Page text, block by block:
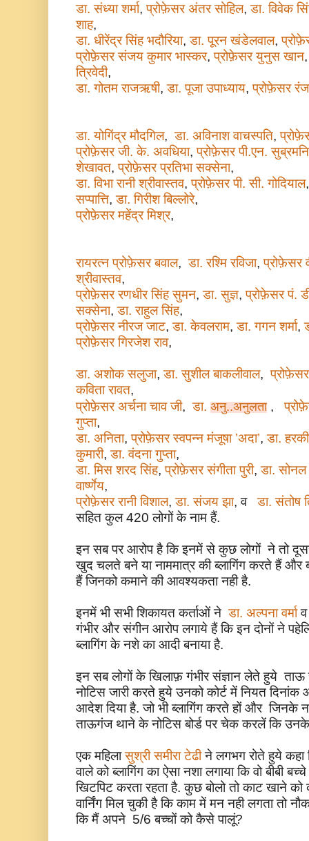
डा. संध्या शर्मा,प्रोफ़ेसर अंतर सोहिल,डा. विवेक
शाह,
डा. धीरेंद्र सिंह भदौरिया,डा. पूरन खंडेलवाल,
प्रोफ़ेसर संजय कुमार भास्कर,प्रोफ़ेसर युनुस खान
त्रिवेदी,
डा. गोतम राजऋषी,डा. पूजा उपाध्याय,प्रोफ़ेसर
डा. योगिंद्र मौदगिल,डा. अविनाश वाचस्पति,
प्रोफ़ेसर जी. के. अवधिया,प्रोफ़ेसर पी.एन.
शेखावत,प्रोफ़ेसर प्रतिभा सक्सेना,
डा. विभा रानी श्रीवास्तव,प्रोफ़ेसर पी. सी. गोदियाल
सप्पात्ति,डा. गिरीश बिल्लोरे,
प्रोफ़ेसर महेंद्र मिश्र,
रायरत्न प्रोफ़ेसर बवाल,डा. रश्मि रविजा,प्रोफ़ेसर
श्रीवास्तव,
प्रोफ़ेसर रणधीर सिंह सुमन,डा. सुज्ञ,प्रोफ़ेसर पं.
सक्सेना,डा. राहुल सिंह,
प्रोफ़ेसर नीरज जाट,डा. केवलराम,डा. गगन शर्मा,
प्रोफ़ेसर गिरजेश राव,
डा. अशोक सलुजा,डा. सुशील बाकलीवाल,
कविता रावत,
प्रोफ़ेसर अर्चना चाव जी,डा. अनु..अनुलता ,
गुप्ता,
डा. अनिता,प्रोफ़ेसर स्वपन्न मंजूषा ’अदा’,डा.
कुमारी,डा. वंदना गुप्ता,
डा. मिस शरद सिंह,प्रोफ़ेसर संगीता पुरी,डा. सोनल
वार्ष्णेय,
प्रोफ़ेसर रानी विशाल,डा. संजय झा, वडा. संतोष
सहित कुल 420 लोगों के नाम हैं.
इन सब पर आरोप है कि इनमें से कुछ लोगों ने तो
खुद चलते बने या नाममात्र की ब्लागिंग करते हैं
हैं जिनको कमाने की आवश्यकता नही है.
इनमें भी सभी शिकायत कर्ताओं ने डा. अल्पना वर्मा
गंभीर और संगीन आरोप लगाये हैं कि इन दोनों ने
ब्लागिंग के नशे का आदी बनाया है.
इन सब लोगों के खिलाफ़ गंभीर संज्ञान लेते हुये
नोटिस जारी करते हुये उनको कोर्ट में नियत दिनांक
आदेश दिया है. जो भी ब्लागिंग करते हों और
ताऊगंज थाने के नोटिस बोर्ड पर चेक करलें कि
एक महिलासुश्री समीरा टेढीने लगभग रोते हुये कहा
वाले को ब्लागिंग का ऐसा नशा लगाया कि वो बीबी
खिटपिट करता रहता है. कुछ बोलो तो काट खाने
वार्निंग मिल चुकी है कि काम में मन नही लगता तो
कि मैं अपने 5/6 बच्चों को कैसे पालूं?